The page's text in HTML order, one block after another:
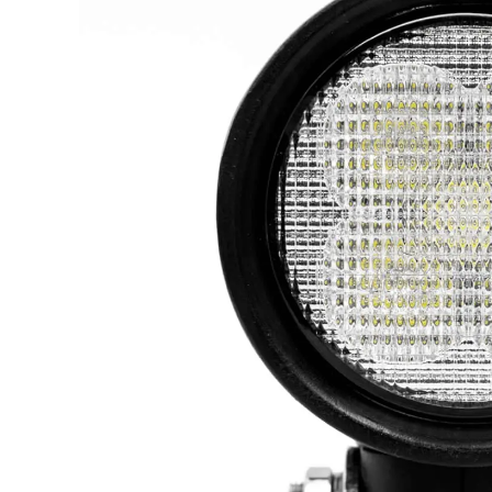
Lampy
pozycyjne
Panele świetlne LED
Oświetlenie
wewnętrze
Opryskiwacze polowe
Oferty
LED
Zestawy oświetlenia
Inne
Kontakt